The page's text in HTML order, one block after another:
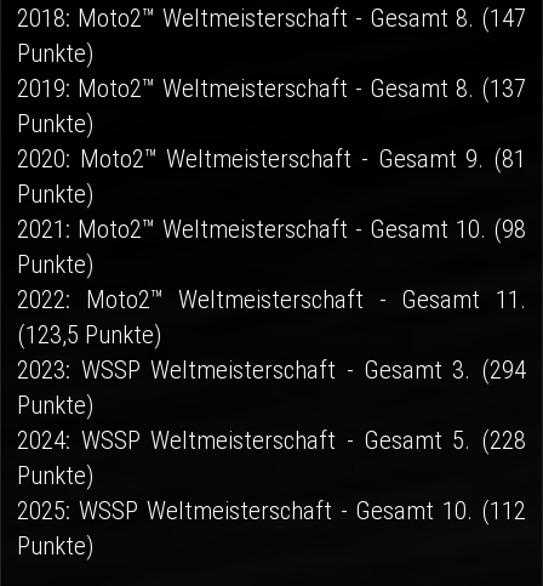
2018: Moto2™ Weltmeisterschaft - Gesamt 8. (147
Punkte)
2019: Moto2™ Weltmeisterschaft - Gesamt 8. (137
Punkte)
2020: Moto2™ Weltmeisterschaft - Gesamt 9. (81
Punkte)
2021: Moto2™ Weltmeisterschaft - Gesamt 10. (98
Punkte)
2022: Moto2™ Weltmeisterschaft - Gesamt 11.
(123,5 Punkte)
2023: WSSP Weltmeisterschaft - Gesamt 3. (294
Punkte)
2024: WSSP Weltmeisterschaft - Gesamt 5. (228
Punkte)
2025: WSSP Weltmeisterschaft - Gesamt 10. (112
Punkte)